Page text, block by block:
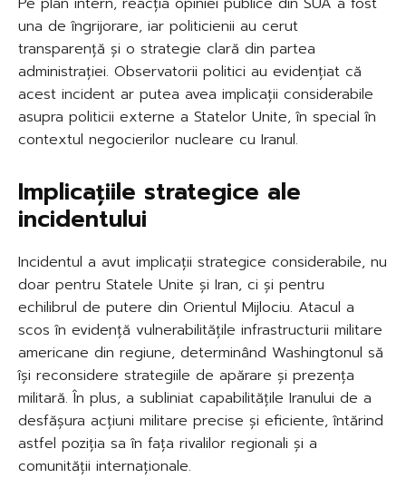
una de îngrijorare, iar politicienii au cerut
transparență și o strategie clară din partea
administrației. Observatorii politici au evidențiat că
acest incident ar putea avea implicații considerabile
asupra politicii externe a Statelor Unite, în special în
contextul negocierilor nucleare cu Iranul.
Implicațiile strategice ale
incidentului
Incidentul a avut implicații strategice considerabile, nu
doar pentru Statele Unite și Iran, ci și pentru
echilibrul de putere din Orientul Mijlociu. Atacul a
scos în evidență vulnerabilitățile infrastructurii militare
americane din regiune, determinând Washingtonul să
își reconsidere strategiile de apărare și prezența
militară. În plus, a subliniat capabilitățile Iranului de a
desfășura acțiuni militare precise și eficiente, întărind
astfel poziția sa în fața rivalilor regionali și a
comunității internaționale.